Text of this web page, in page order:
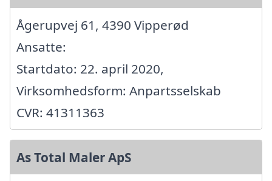
Ågerupvej 61, 4390 Vipperød
Ansatte:
Startdato: 22. april 2020,
Virksomhedsform: Anpartsselskab
CVR: 41311363
As Total Maler ApS